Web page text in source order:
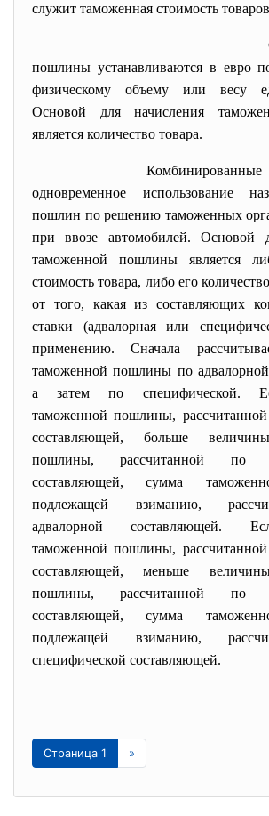
служит таможенная стоимость
пошлины устанавливаются в евро
физическому объему или весу
Основой для начисления
является количество товара.
одновременное использование
пошлин по решению таможенных
при ввозе автомобилей. Основой
таможенной пошлины является
стоимость товара, либо его
от того, какая из составляющих
ставки (адвалорная или
применению. Сначала
таможенной пошлины по
а затем по специфической.
таможенной пошлины,
составляющей, больше
пошлины, рассчитанной по
составляющей, сумма
подлежащей взиманию,
адвалорной составляющей.
таможенной пошлины,
составляющей, меньше
пошлины, рассчитанной по
составляющей, сумма
подлежащей взиманию,
специфической составляющей.
Страница 1 »